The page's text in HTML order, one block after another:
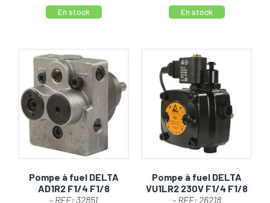
En stock
En stock
Pompe à fuel DELTA
AD1R2 F1/4 F1/8
- REF: 32851
Pompe à fuel DELTA
VU1LR2 230V F1/4 F1/8
- REF: 26218